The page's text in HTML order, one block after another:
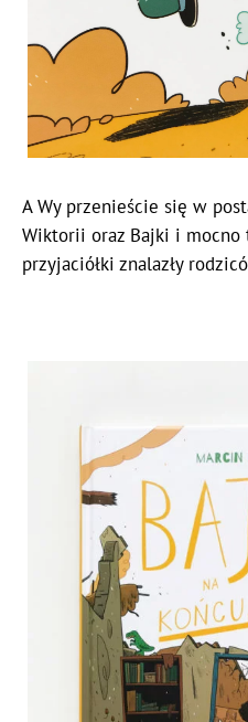
A Wy przenieście się w
Wiktorii oraz Bajki i mocno
przyjaciółki znalazły